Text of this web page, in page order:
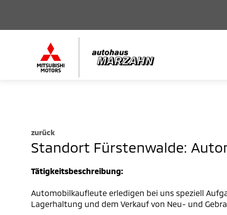
zurück
Standort Fürstenwalde:
Tätigkeitsbeschreibung:
Automobilkaufleute erledigen bei uns speziell
Lagerhaltung und dem Verkauf von Neu- und